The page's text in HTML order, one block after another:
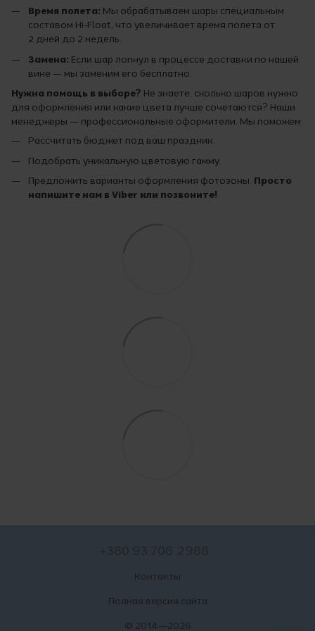
Время полета: Мы обрабатываем шары специальным
составом Hi-Float, что увеличивает время полета от
2 дней до 2 недель.
Замена: Если шар лопнул в процессе доставки по нашей
вине — мы заменим его бесплатно.
Нужна помощь в выборе? Не знаете, сколько шаров нужно
для оформления или какие цвета лучше сочетаются? Наши
менеджеры — профессиональные оформители. Мы поможем:
Рассчитать бюджет под ваш праздник.
Подобрать уникальную цветовую гамму.
Предложить варианты оформления фотозоны. Просто
напишите нам в Viber или позвоните!
Контакты
Полная версия сайта
© 2014—2026